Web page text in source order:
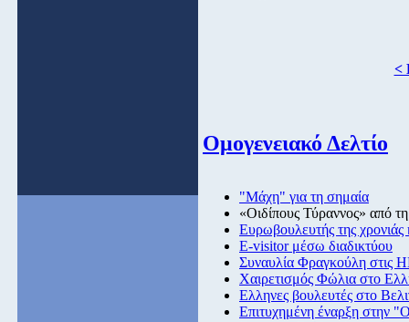
<
Ομογενειακό Δελτίο
"Μάχη" για τη σημαία
«Οιδίπους Τύραννος» από
Ευρωβουλευτής της
E-visitor μέσω διαδικτύου
Συναυλία Φραγκούλη στις
Χαιρετισμός Φώλια στο
Ελληνες βουλευτές στο
Επιτυχημένη έναρξη στην